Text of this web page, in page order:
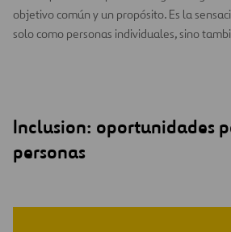
objetivo común y un propósito. Es la
solo como personas individuales, sino
Inclusion: oportunidades
personas